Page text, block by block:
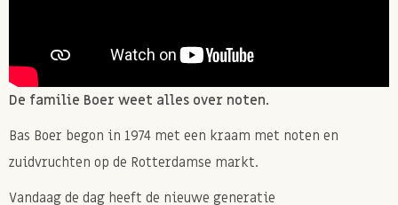
De familie Boer weet alles over noten.
Bas Boer begon in 1974 met een kraam met noten en
zuidvruchten op de Rotterdamse markt.
Vandaag de dag heeft de nieuwe generatie